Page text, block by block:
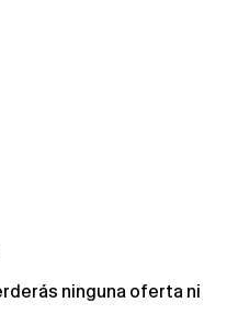
ninguna oferta ni